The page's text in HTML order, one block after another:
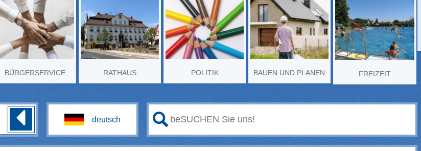
BÜRGERSERVICE RATHAUS POLITIK BAUEN UND PLANEN FREIZEIT